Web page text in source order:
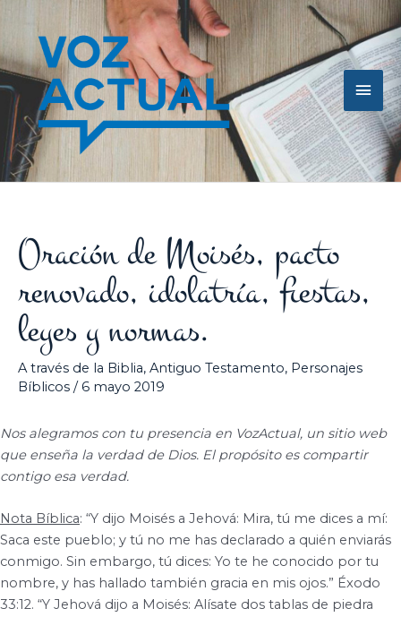
contenido
Oración de Moisés, pacto
renovado, idolatría, fiestas,
leyes y normas.
A través de la Biblia, Antiguo Testamento, Personajes
Bíblicos / 6 mayo 2019
Nos alegramos con tu presencia en VozActual, un sitio web
que enseña la verdad de Dios. El propósito es compartir
contigo esa verdad.
Nota Bíblica: “Y dijo Moisés a Jehová: Mira, tú me dices a mí:
Saca este pueblo; y tú no me has declarado a quién enviarás
conmigo. Sin embargo, tú dices: Yo te he conocido por tu
nombre, y has hallado también gracia en mis ojos.” Éxodo
33:12. “Y Jehová dijo a Moisés: Alísate dos tablas de piedra